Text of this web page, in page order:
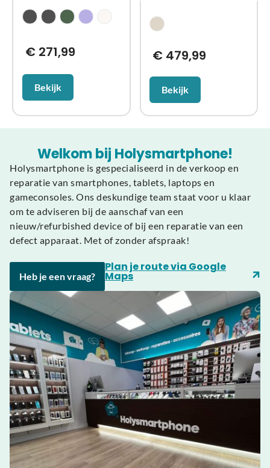
€271,99
Bekijk
€ 479,99
Bekijk
Welkom bij Holysmartphone!
Holysmartphone is gespecialiseerd in de verkoop en
reparatie van smartphones, tablets, laptops en
gameconsoles. Ons deskundige team staat voor u klaar
om te adviseren bij de aanschaf van een
nieuw/refurbished device of bij een reparatie van een
defect apparaat. Met of zonder afspraak!
Heb je een vraag?
Plan je route via Google
Maps